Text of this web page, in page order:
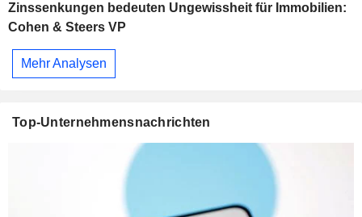
Zinssenkungen bedeuten Ungewissheit für Immobilien:
Cohen & Steers VP
Mehr Analysen
Top-Unternehmensnachrichten